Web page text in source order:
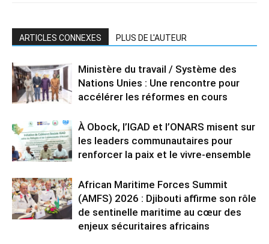
ARTICLES CONNEXES PLUS DE L'AUTEUR
Ministère du travail / Système des
Nations Unies : Une rencontre pour
accélérer les réformes en cours
À Obock, l’IGAD et l’ONARS misent sur
les leaders communautaires pour
renforcer la paix et le vivre-ensemble
African Maritime Forces Summit
(AMFS) 2026 : Djibouti affirme son rôle
de sentinelle maritime au cœur des
enjeux sécuritaires africains